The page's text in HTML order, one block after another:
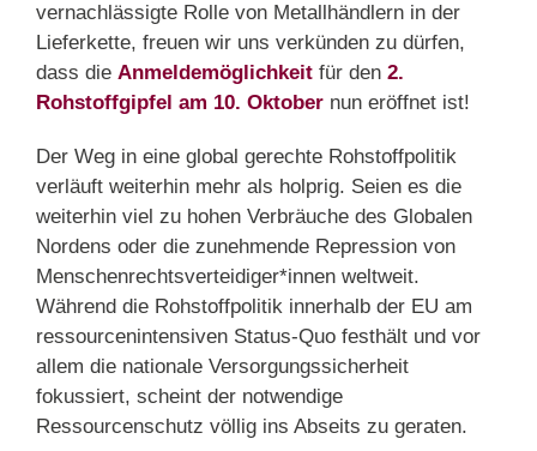
vernachlässigte Rolle von Metallhändlern in der
Lieferkette, freuen wir uns verkünden zu dürfen,
dass die Anmeldemöglichkeit für den 2.
Rohstoffgipfel am 10. Oktober nun eröffnet ist!
Der Weg in eine global gerechte Rohstoffpolitik
verläuft weiterhin mehr als holprig. Seien es die
weiterhin viel zu hohen Verbräuche des Globalen
Nordens oder die zunehmende Repression von
Menschenrechtsverteidiger*innen weltweit.
Während die Rohstoffpolitik innerhalb der EU am
ressourcenintensiven Status-Quo festhält und vor
allem die nationale Versorgungssicherheit
fokussiert, scheint der notwendige
Ressourcenschutz völlig ins Abseits zu geraten.